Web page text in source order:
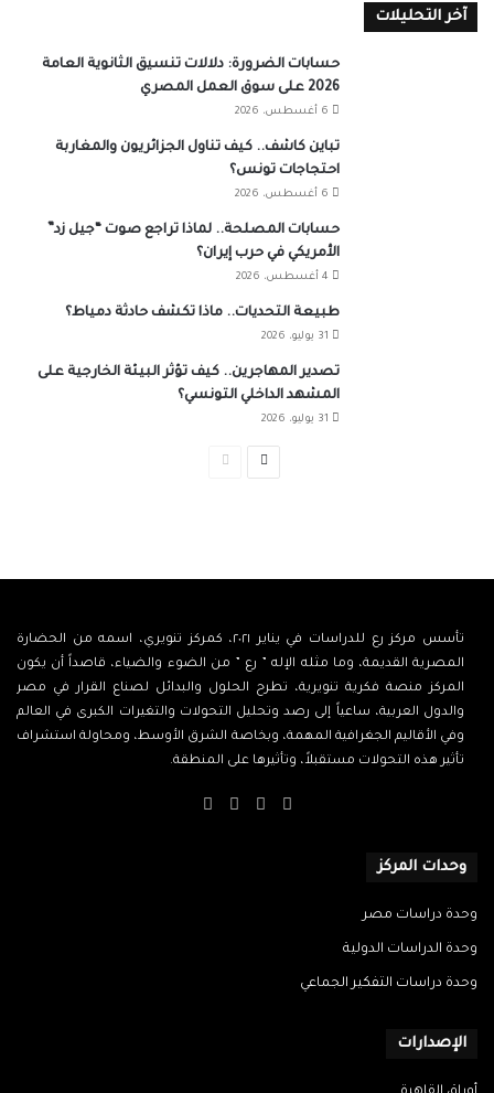
آخر التحليلات
حسابات الضرورة: دلالات تنسيق الثانوية العامة
2026 على سوق العمل المصري
6 أغسطس، 2026
تباين كاشف.. كيف تناول الجزائريون والمغاربة
احتجاجات تونس؟
6 أغسطس، 2026
حسابات المصلحة.. لماذا تراجع صوت “جيل زد”
الأمريكي في حرب إيران؟
4 أغسطس، 2026
طبيعة التحديات.. ماذا تكشف حادثة دمياط؟
31 يوليو، 2026
تصدير المهاجرين.. كيف تؤثر البيئة الخارجية على
المشهد الداخلي التونسي؟
31 يوليو، 2026
الصفحة
تأسس مركز رع للدراسات في يناير ٢٠٢١، كمركز تنويري، اسمه من الحضارة
المصرية القديمة، وما مثله الإله ” رع ” من الضوء والضياء، قاصداً أن يكون
المركز منصة فكرية تنويرية، تطرح الحلول والبدائل لصناع القرار في مصر
والدول العربية، ساعياً إلى رصد وتحليل التحولات والتغيرات الكبرى في العالم
وفي الأقاليم الجغرافية المهمة، وبخاصة الشرق الأوسط، ومحاولة استشراف
تأثير هذه التحولات مستقبلاً، وتأثيرها على المنطقة.
فيسبوك
‫X
‫YouTube
وحدات المركز
وحدة دراسات مصر
وحدة الدراسات الدولية
وحدة دراسات التفكير الجماعي
الإصدارات